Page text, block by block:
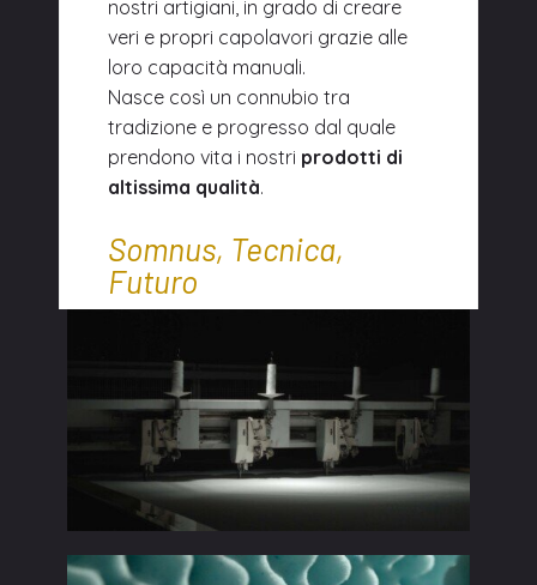
nostri artigiani, in grado di creare
veri e propri capolavori grazie alle
loro capacità manuali.
Nasce così un connubio tra
tradizione e progresso dal quale
prendono vita i nostri prodotti di
altissima qualità.
Somnus, Tecnica,
Futuro